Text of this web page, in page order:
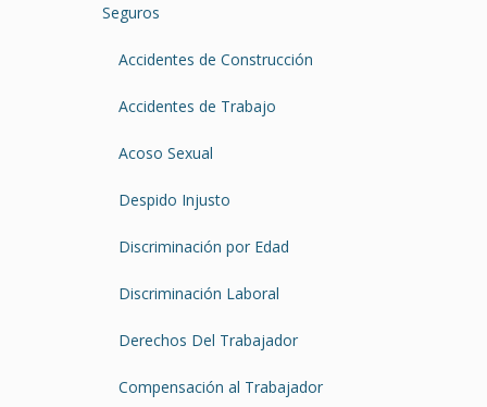
Seguros
Accidentes de Construcción
Accidentes de Trabajo
Acoso Sexual
Despido Injusto
Discriminación por Edad
Discriminación Laboral
Derechos Del Trabajador
Compensación al Trabajador